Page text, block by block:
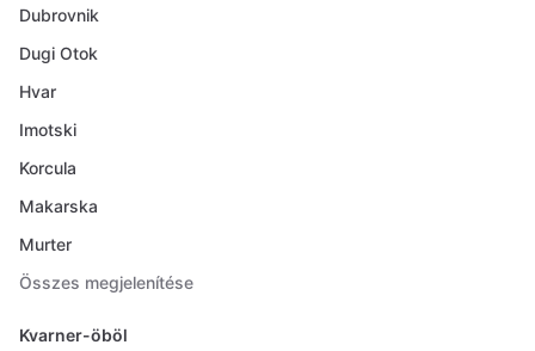
Dubrovnik
Dugi Otok
Hvar
Imotski
Korcula
Makarska
Murter
Összes megjelenítése
Kvarner-öböl